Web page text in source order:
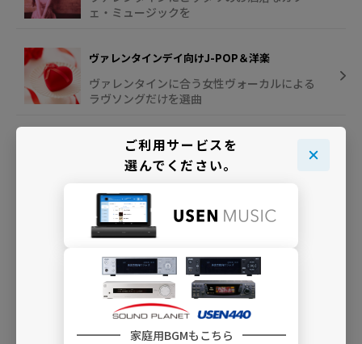
ェ・ミュージックを
ヴァレンタインデイ向けJ-POP＆洋楽
ヴァレンタインに合う女性ヴォーカルによる
ラヴソングだけを選曲
ヴァレンタイン用J-POPインスト
ヴァレタインデイ向けのJ-POPヒットをイン
ご利用サービスを
選んでください。
家庭用BGMもこちら